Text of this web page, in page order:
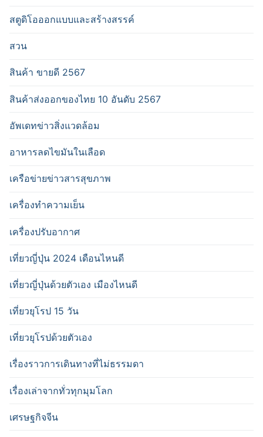
สตูดิโอออกแบบและสร้างสรรค์
สวน
สินค้า ขายดี 2567
สินค้าส่งออกของไทย 10 อันดับ 2567
อัพเดทข่าวสิ่งแวดล้อม
อาหารลดไขมันในเลือด
เครือข่ายข่าวสารสุขภาพ
เครื่องทำความเย็น
เครื่องปรับอากาศ
เที่ยวญี่ปุ่น 2024 เดือนไหนดี
เที่ยวญี่ปุ่นด้วยตัวเอง เมืองไหนดี
เที่ยวยุโรป 15 วัน
เที่ยวยุโรปด้วยตัวเอง
เรื่องราวการเดินทางที่ไม่ธรรมดา
เรื่องเล่าจากทั่วทุกมุมโลก
เศรษฐกิจจีน